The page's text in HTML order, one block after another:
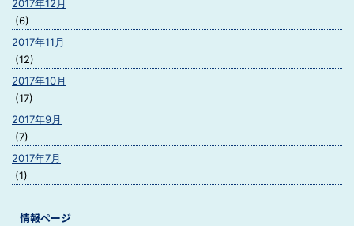
2017年12月
(6)
2017年11月
(12)
2017年10月
(17)
2017年9月
(7)
2017年7月
(1)
情報ページ